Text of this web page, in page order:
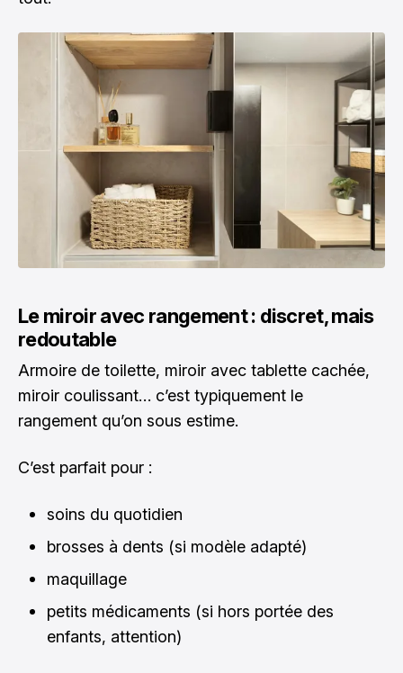
Le miroir avec rangement : discret, mais
redoutable
Armoire de toilette, miroir avec tablette cachée,
miroir coulissant… c’est typiquement le
rangement qu’on sous estime.
C’est parfait pour :
soins du quotidien
brosses à dents (si modèle adapté)
maquillage
petits médicaments (si hors portée des
enfants, attention)